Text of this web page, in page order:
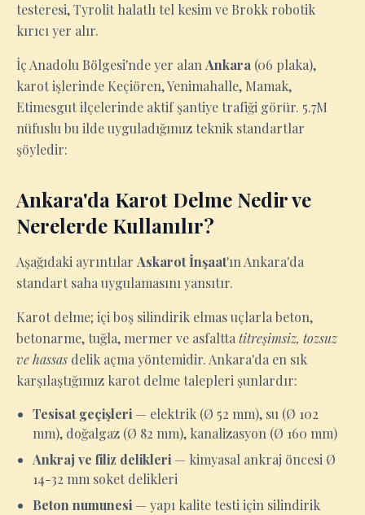
testeresi, Tyrolit halatlı tel kesim ve Brokk robotik
kırıcı yer alır.
İç Anadolu Bölgesi'nde yer alan Ankara (06 plaka),
karot işlerinde Keçiören, Yenimahalle, Mamak,
Etimesgut ilçelerinde aktif şantiye trafiği görür. 5.7M
nüfuslu bu ilde uyguladığımız teknik standartlar
şöyledir:
Ankara'da Karot Delme Nedir ve
Nerelerde Kullanılır?
Aşağıdaki ayrıntılar Askarot İnşaat'ın Ankara'da
standart saha uygulamasını yansıtır.
Karot delme; içi boş silindirik elmas uçlarla beton,
betonarme, tuğla, mermer ve asfaltta titreşimsiz, tozsuz
ve hassas delik açma yöntemidir. Ankara'da en sık
karşılaştığımız karot delme talepleri şunlardır:
Tesisat geçişleri — elektrik (Ø 52 mm), su (Ø 102
mm), doğalgaz (Ø 82 mm), kanalizasyon (Ø 160 mm)
Ankraj ve filiz delikleri — kimyasal ankraj öncesi Ø
14-32 mm soket delikleri
Beton numunesi — yapı kalite testi için silindirik